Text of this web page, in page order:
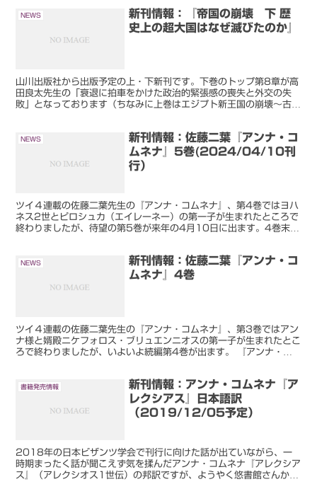
NEWS
新刊情報：『帝国の崩壊 下 歴
史上の超大国はなぜ滅びたのか』
山川出版社から出版予定の上・下新刊です。下巻のトップ第8章が高
田良太先生の「衰退に拍車をかけた政治的緊張感の喪失と外交の失
敗」となっております（ちなみに上巻はエジプト新王国の崩壊～古代
NEWS
新刊情報：佐藤二葉『アンナ・コ
ムネナ』5巻(2024/04/10刊
行）
ツイ４連載の佐藤二葉先生の『アンナ・コムネナ』、第4巻ではヨハ
ネス2世とピロシュカ（エイレーネー）の第一子が生まれたところで
終わりましたが、待望の第5巻が来年の4月10日に出ます。4巻末尾
NEWS
新刊情報：佐藤二葉『アンナ・コ
ムネナ』4巻
ツイ４連載の佐藤二葉先生の『アンナ・コムネナ』、第3巻ではアン
ナ様と婿殿ニケフォロス・ブリュエンニオスの第一子が生まれたとこ
ろで終わりましたが、いよいよ続編第4巻が出ます。 『アンナ・コ
書籍発売情報
新刊情報：アンナ・コムネナ『ア
レクシアス』日本語訳
（2019/12/05予定）
2018年の日本ビザンツ学会で刊行に向けた話が出ていながら、一
時期まったく話が聞こえず気を揉んだアンナ・コムネナ『アレクシア
ス』（アレクシオス1世伝）の邦訳ですが、ようやく悠書館さんから